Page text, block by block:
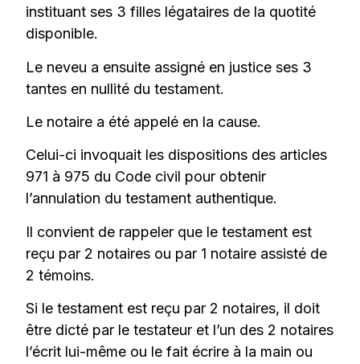
instituant ses 3 filles légataires de la quotité
disponible.
Le neveu a ensuite assigné en justice ses 3
tantes en nullité du testament.
Le notaire a été appelé en la cause.
Celui-ci invoquait les dispositions des articles
971 à 975 du Code civil pour obtenir
l’annulation du testament authentique.
Il convient de rappeler que le testament est
reçu par 2 notaires ou par 1 notaire assisté de
2 témoins.
Si le testament est reçu par 2 notaires, il doit
être dicté par le testateur et l’un des 2 notaires
l’écrit lui-même ou le fait écrire à la main ou